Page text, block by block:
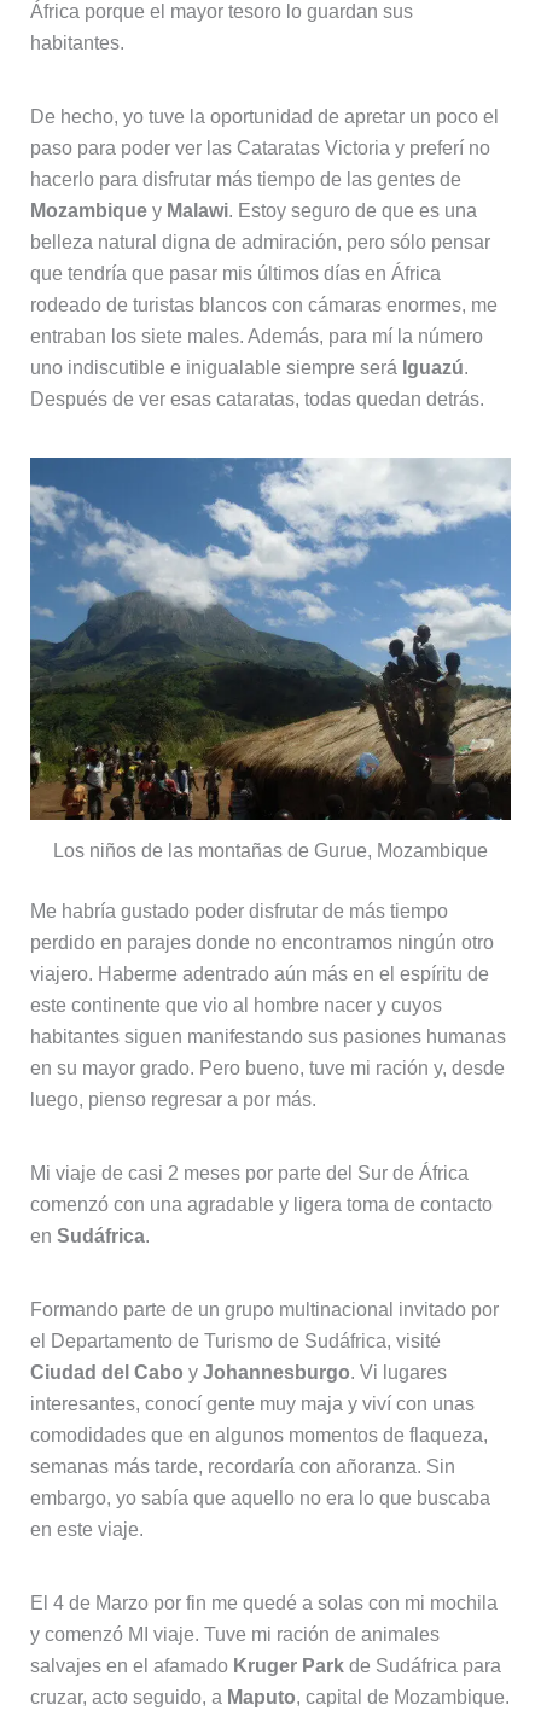
África porque el mayor tesoro lo guardan sus
habitantes.
De hecho, yo tuve la oportunidad de apretar un poco el
paso para poder ver las Cataratas Victoria y preferí no
hacerlo para disfrutar más tiempo de las gentes de
Mozambiquey Malawi. Estoy seguro de que es una
belleza natural digna de admiración, pero sólo pensar
que tendría que pasar mis últimos días en África
rodeado de turistas blancos con cámaras enormes, me
entraban los siete males. Además, para mí la número
uno indiscutible e inigualable siempre será Iguazú.
Después de ver esas cataratas, todas quedan detrás.
Los niños de las montañas de Gurue, Mozambique
Me habría gustado poder disfrutar de más tiempo
perdido en parajes donde no encontramos ningún otro
viajero. Haberme adentrado aún más en el espíritu de
este continente que vio al hombre nacer y cuyos
habitantes siguen manifestando sus pasiones humanas
en su mayor grado. Pero bueno, tuve mi ración y, desde
luego, pienso regresar a por más.
Mi viaje de casi 2 meses por parte del Sur de África
comenzó con una agradable y ligera toma de contacto
en Sudáfrica.
Formando parte de un grupo multinacional invitado por
el Departamento de Turismo de Sudáfrica, visité
Ciudad del Cabo y Johannesburgo. Vi lugares
interesantes, conocí gente muy maja y viví con unas
comodidades que en algunos momentos de flaqueza,
semanas más tarde, recordaría con añoranza. Sin
embargo, yo sabía que aquello no era lo que buscaba
en este viaje.
El 4 de Marzo por fin me quedé a solas con mi mochila
y comenzó MI viaje. Tuve mi ración de animales
salvajes en el afamado Kruger Parkde Sudáfrica para
cruzar, acto seguido, a Maputo, capital de Mozambique.